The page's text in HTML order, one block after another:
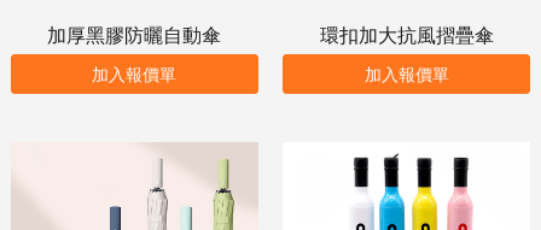
加厚黑膠防曬自動傘
加入報價單
環扣加大抗風摺疊傘
加入報價單